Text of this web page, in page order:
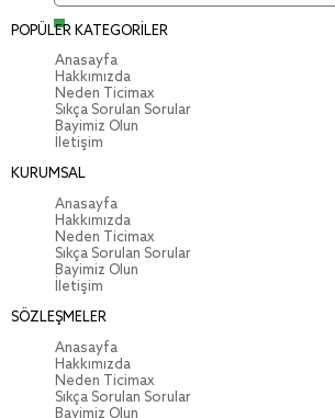
POPÜLER KATEGORİLER
Anasayfa
Hakkımızda
Neden Ticimax
Sıkça Sorulan Sorular
Bayimiz Olun
İletişim
KURUMSAL
Anasayfa
Hakkımızda
Neden Ticimax
Sıkça Sorulan Sorular
Bayimiz Olun
İletişim
SÖZLEŞMELER
Anasayfa
Hakkımızda
Neden Ticimax
Sıkça Sorulan Sorular
Bayimiz Olun